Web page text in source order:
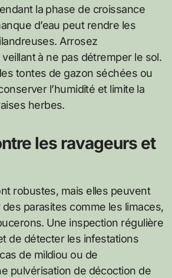
la phase de croissance
d’eau peut rendre les
Arrosez
à ne pas détremper le sol.
tontes de gazon séchées ou
l’humidité et limite la
herbes.
les ravageurs et
robustes, mais elles peuvent
parasites comme les limaces,
Une inspection régulière
de détecter les infestations
de mildiou ou de
pulvérisation de décoction de